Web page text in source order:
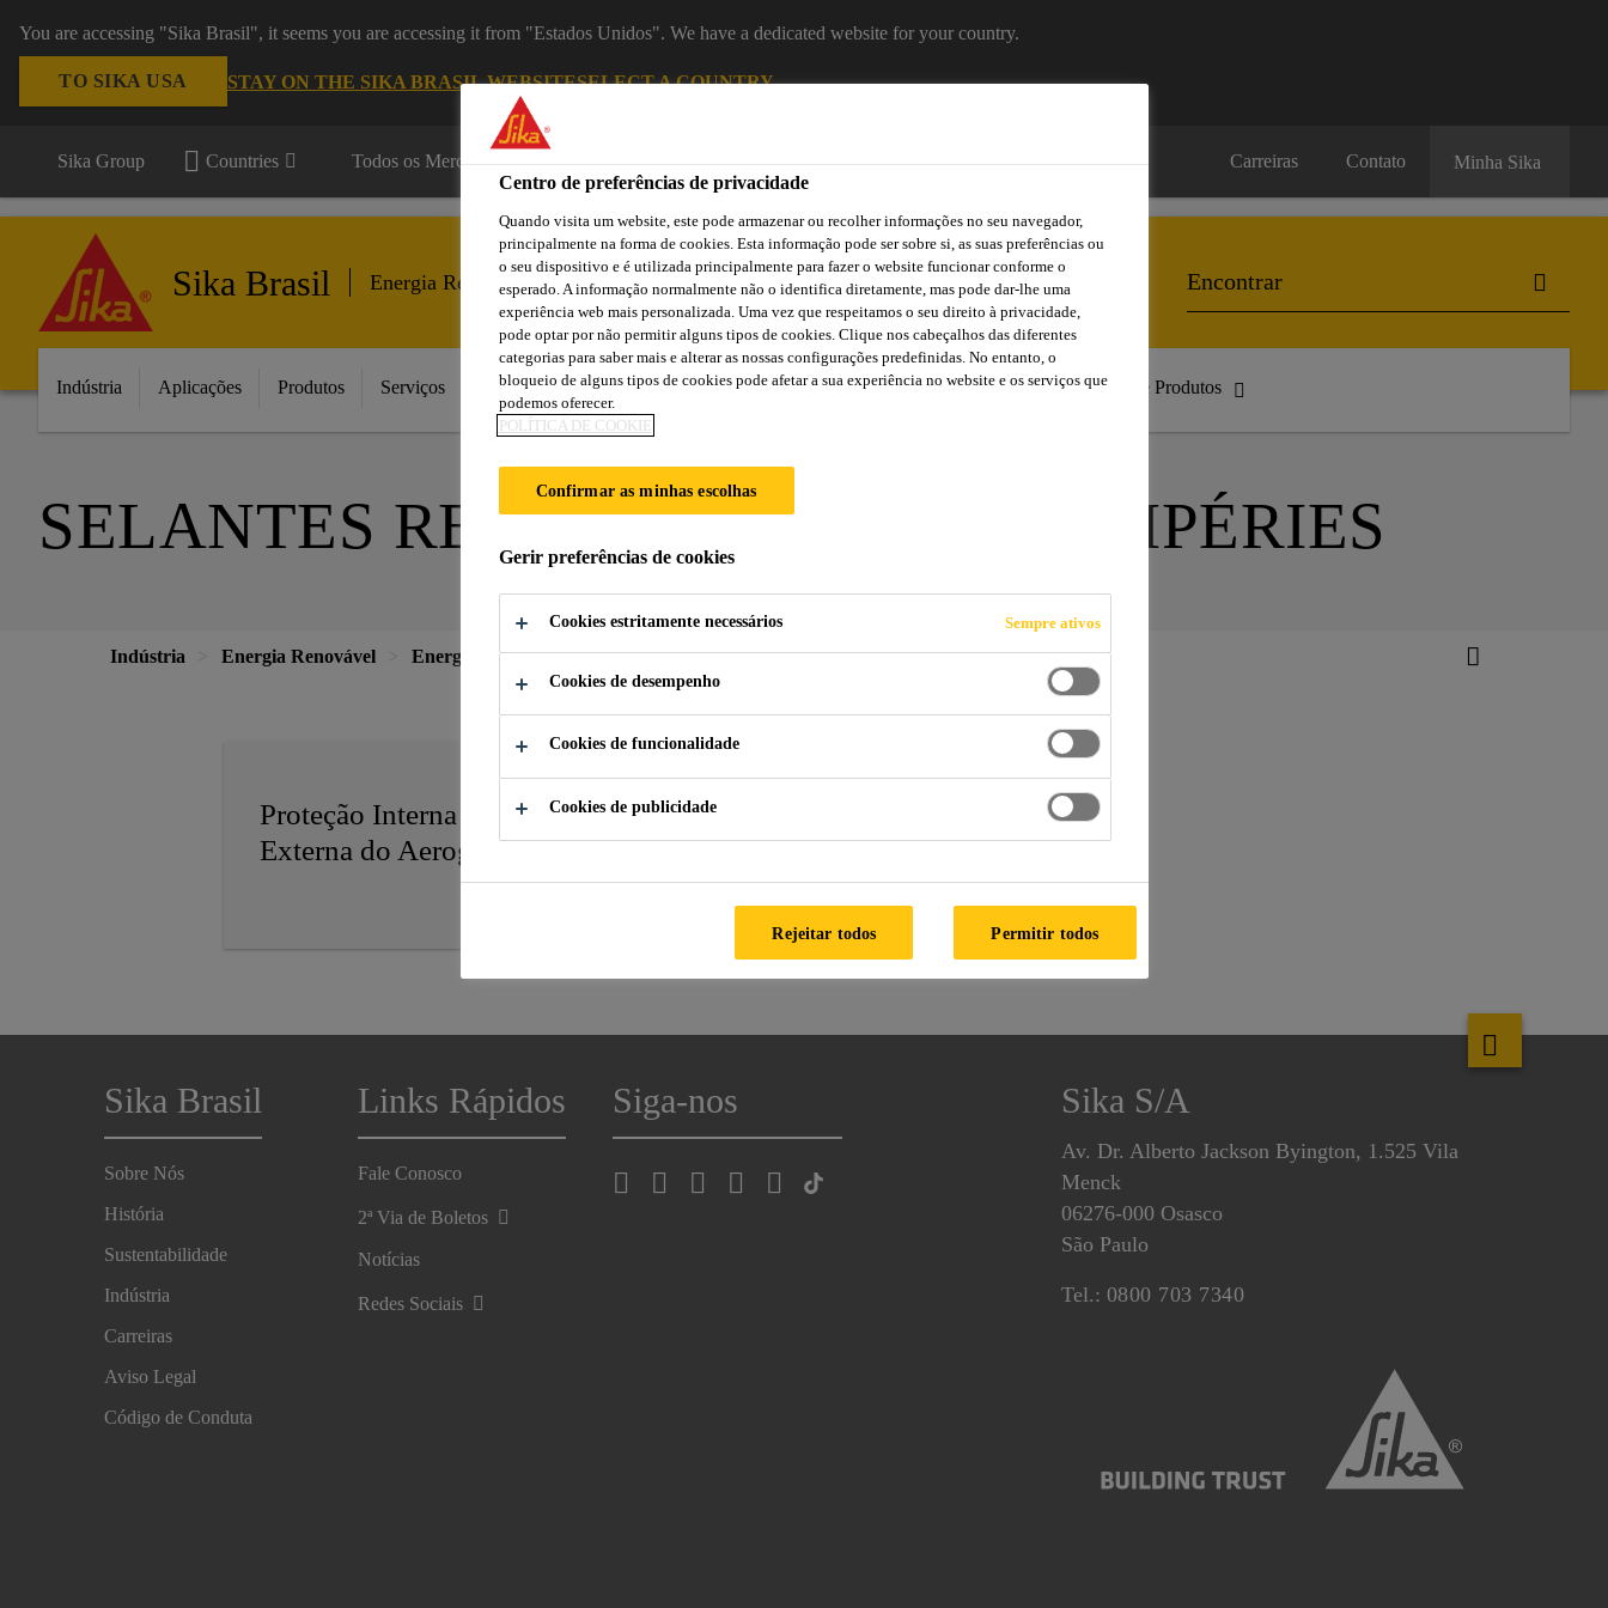
You are accessing "Sika Brasil", it seems you are accessing it from "Estados Unidos". We have a dedicated website for your country.
TO SIKA USA STAY ON THE SIKA BRASIL WEBSITESELECT A COUNTRY
Sika Group Countries Todos os Mercados Carreiras Contato Minha Sika
Sika Brasil Energia Renovável
Indústria Aplicações Produtos Serviços Inovação Atendimento Técnico Indústria Centro de Downloads Catálogo de Produtos
SELANTES RESISTENTES ÀS INTEMPÉRIES
Indústria Energia Renovável Energia Eólica Fabricação das Pás Selantes Resistentes às Intempéries
Proteção Interna e
Externa do Aerogerador
Sika Brasil
Sobre Nós
História
Sustentabilidade
Indústria
Carreiras
Aviso Legal
Código de Conduta
Links Rápidos
Fale Conosco
2ª Via de Boletos
Notícias
Redes Sociais
Siga-nos Sika S/A
Av. Dr. Alberto Jackson Byington, 1.525 Vila
Menck
06276-000 Osasco
São Paulo
Tel.: 0800 703 7340
Centro de preferências de privacidade
Quando visita um website, este pode armazenar ou recolher informações no seu navegador,
principalmente na forma de cookies. Esta informação pode ser sobre si, as suas preferências ou
o seu dispositivo e é utilizada principalmente para fazer o website funcionar conforme o
esperado. A informação normalmente não o identifica diretamente, mas pode dar-lhe uma
experiência web mais personalizada. Uma vez que respeitamos o seu direito à privacidade,
pode optar por não permitir alguns tipos de cookies. Clique nos cabeçalhos das diferentes
categorias para saber mais e alterar as nossas configurações predefinidas. No entanto, o
bloqueio de alguns tipos de cookies pode afetar a sua experiência no website e os serviços que
podemos oferecer.
POLÍTICA DE COOKIE
Confirmar as minhas escolhas
Gerir preferências de cookies
Cookies estritamente necessários Sempre ativos
Cookies de desempenho
Cookies de funcionalidade
Cookies de publicidade
Rejeitar todos Permitir todos